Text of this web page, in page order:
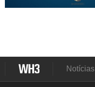
Notícias